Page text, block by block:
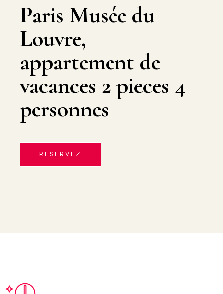
Paris Musée du
Louvre,
appartement de
vacances 2 pieces 4
personnes
RESERVEZ